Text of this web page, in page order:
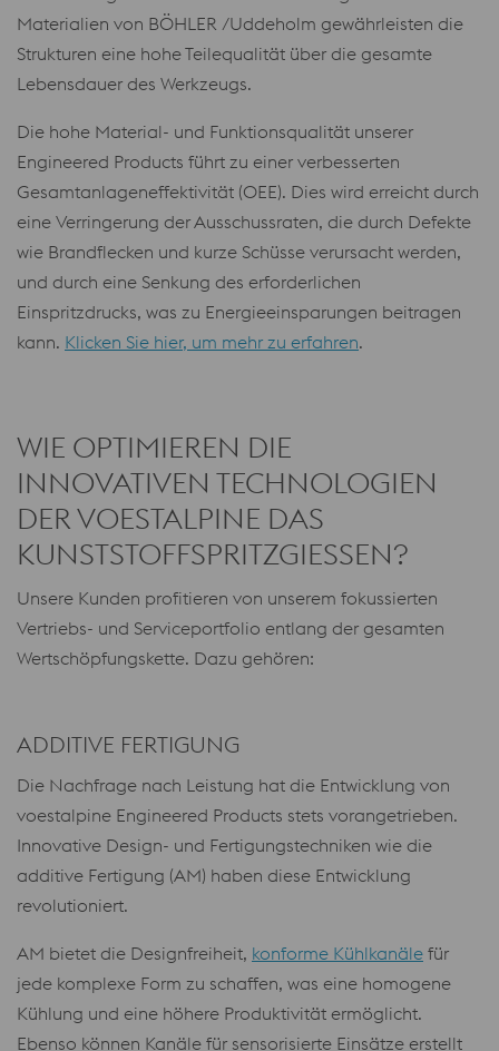
Materialien von BÖHLER /Uddeholm gewährleisten die
Strukturen eine hohe Teilequalität über die gesamte
Lebensdauer des Werkzeugs.
Die hohe Material- und Funktionsqualität unserer
Engineered Products führt zu einer verbesserten
Gesamtanlageneffektivität (OEE). Dies wird erreicht durch
eine Verringerung der Ausschussraten, die durch Defekte
wie Brandflecken und kurze Schüsse verursacht werden,
und durch eine Senkung des erforderlichen
Einspritzdrucks, was zu Energieeinsparungen beitragen
kann. Klicken Sie hier, um mehr zu erfahren.
WIE OPTIMIEREN DIE
INNOVATIVEN TECHNOLOGIEN
DER VOESTALPINE DAS
KUNSTSTOFFSPRITZGIESSEN?
Unsere Kunden profitieren von unserem fokussierten
Vertriebs- und Serviceportfolio entlang der gesamten
Wertschöpfungskette. Dazu gehören:
ADDITIVE FERTIGUNG
Die Nachfrage nach Leistung hat die Entwicklung von
voestalpine Engineered Products stets vorangetrieben.
Innovative Design- und Fertigungstechniken wie die
additive Fertigung (AM) haben diese Entwicklung
revolutioniert.
AM bietet die Designfreiheit, konforme Kühlkanäle für
jede komplexe Form zu schaffen, was eine homogene
Kühlung und eine höhere Produktivität ermöglicht.
Ebenso können Kanäle für sensorisierte Einsätze erstellt